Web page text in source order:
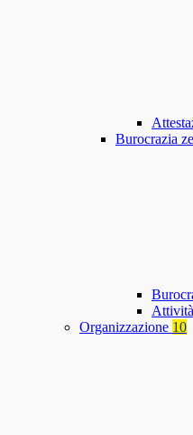
Burocrazia
Organizzazione 10